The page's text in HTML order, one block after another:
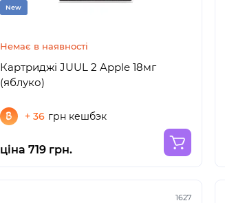
New
Немає в наявності
Картриджі JUUL 2 Apple 18мг
(яблуко)
+ 36 грн кешбэк
ціна 719 грн.
1627